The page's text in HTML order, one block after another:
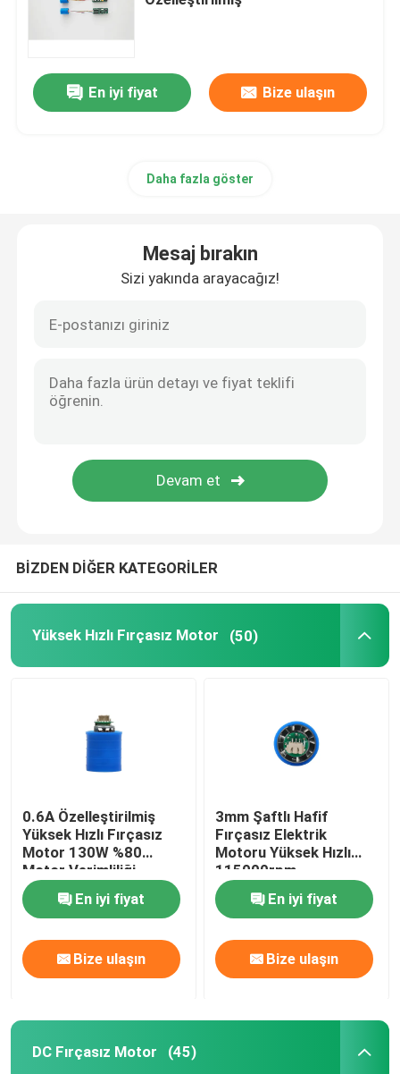
Yüksek Hızlı Saç Kurutma Makinesi
DC Fırçasız Motor Kontrol Cihazı
En iyi fiyat Bize ulaşın
Daha fazla göster
Mesaj bırakın
Sizi yakında arayacağız!
BİZDEN DİĞER KATEGORİLER
Yüksek Hızlı Fırçasız Motor (50)
0.6A Özelleştirilmiş
Yüksek Hızlı Fırçasız
Motor 130W %80
Motor Verimliliği
En iyi fiyat
Bize ulaşın
3mm Şaftlı Hafif
Fırçasız Elektrik
Motoru Yüksek Hızlı
115000rpm
En iyi fiyat
Bize ulaşın
DC Fırçasız Motor (45)